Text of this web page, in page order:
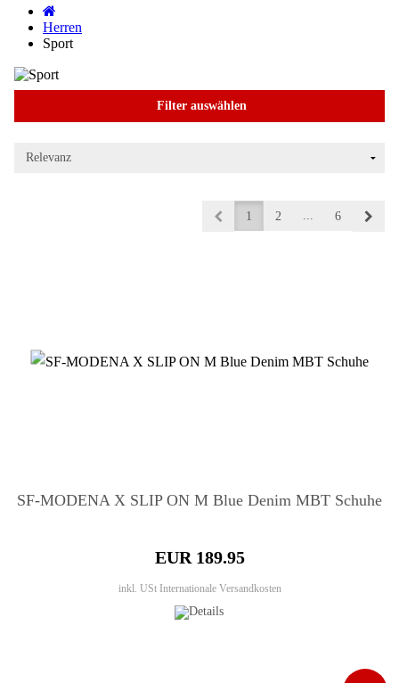
Herren
Sport
Filter auswählen
1 2 ... 6
SF-MODENA X SLIP ON M Blue Denim MBT Schuhe
EUR 189.95
inkl. USt Internationale Versandkosten